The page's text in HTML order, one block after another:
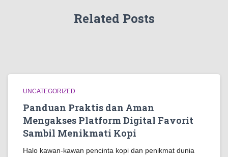
Related Posts
UNCATEGORIZED
Panduan Praktis dan Aman
Mengakses Platform Digital Favorit
Sambil Menikmati Kopi
Halo kawan-kawan pencinta kopi dan penikmat dunia